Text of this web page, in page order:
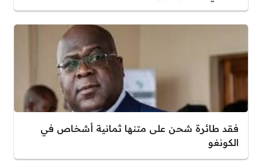
فقد طائرة شحن على متنها ثمانية أشخاص في
الكونغو